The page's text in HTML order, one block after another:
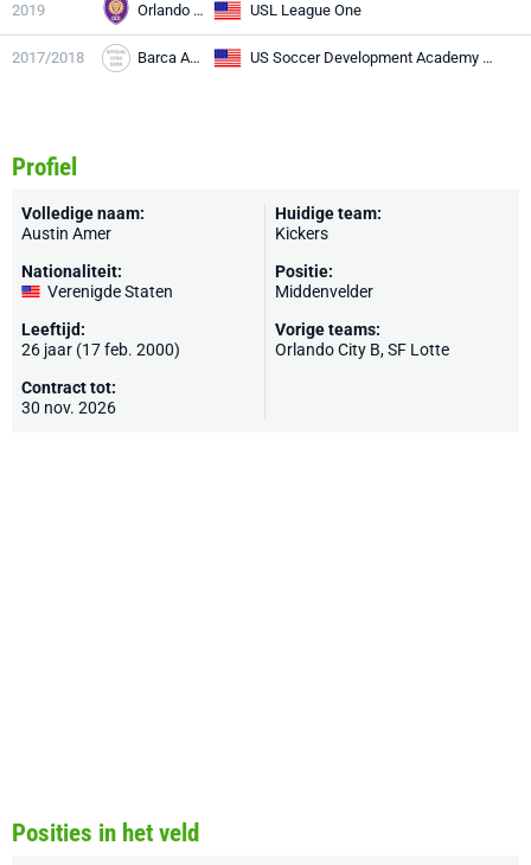
2019 Orlando City B USL League One
2017/2018 Barca Academy US Soccer Development Academy U18/19
Profiel
Volledige naam:
Austin Amer
Nationaliteit:
Verenigde Staten
Leeftijd:
26 jaar (17 feb. 2000)
Contract tot:
30 nov. 2026
Huidige team:
Kickers
Positie:
Middenvelder
Vorige teams:
Orlando City B,SF Lotte
Posities in het veld